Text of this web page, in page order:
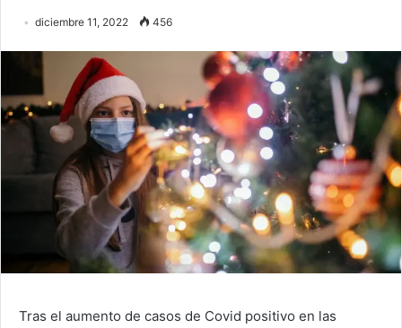
diciembre 11, 2022 456
Tras el aumento de casos de Covid positivo en las